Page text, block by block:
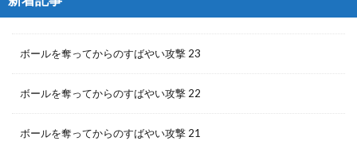
ボールを奪ってからのすばやい攻撃 23
ボールを奪ってからのすばやい攻撃 22
ボールを奪ってからのすばやい攻撃 21